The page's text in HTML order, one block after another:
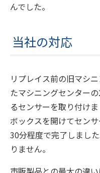
んでした。
当社の対応
リプレイス前の旧マシ
たマシニングセンター
るセンサーを取り付け
ボックスを開けてセン
30分程度で完了しまし
りません。